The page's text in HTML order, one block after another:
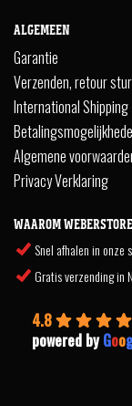
ALGEMEEN
Garantie
Verzenden, retour
International Shipping
Algemene
Privacy Verklaring
WAAROM
Snel afhalen in onze
Gratis verzending in
4.8
powered byGoo